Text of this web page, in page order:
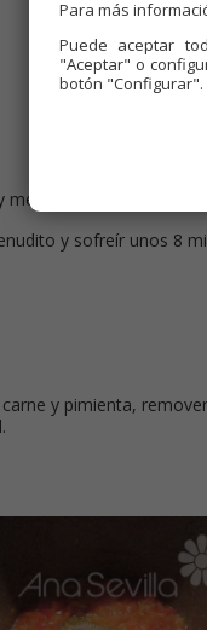
bien, Reservar.
y sofreír unos 8
y pimienta,
Para más
Puede aceptar
"Aceptar" o
botón "Configurar".